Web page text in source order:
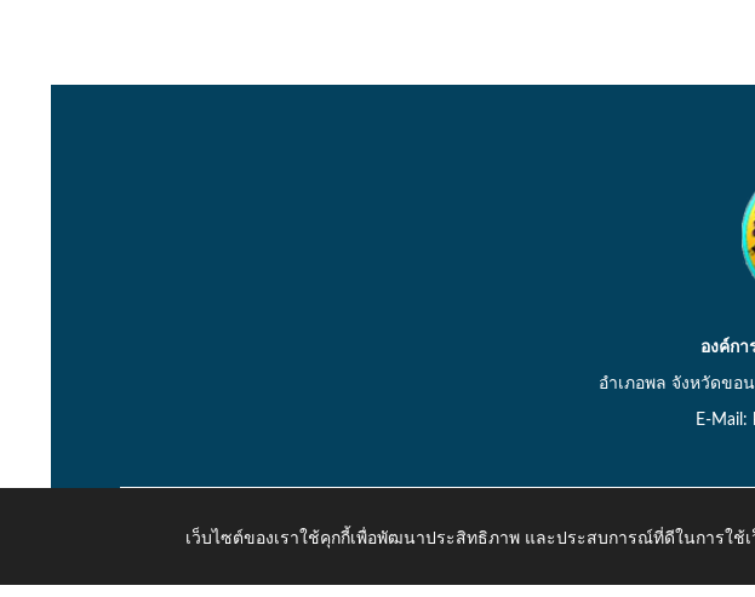
องค์กา
อำเภอพล จังหวัดขอ
E-Mail:
Copyright © 2026 All Right Resive http://www.kaongiw.go.th
เว็บไซต์ของเราใช้คุกกี้เพื่อพัฒนาประสิทธิภาพ และประสบการณ์ที่ดีในการใช้